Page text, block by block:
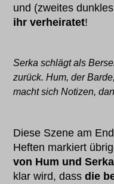
und (zweites
ihr verheiratet!
Serka schlägt als
zurück. Hum, der
macht sich Notizen,
Diese Szene am
Heften markiert
von Hum und Serka
klar wird, dassdie